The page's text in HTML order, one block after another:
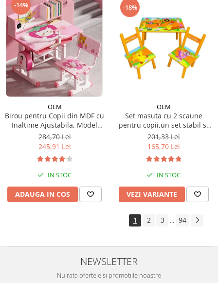
-14%
OEM
Birou pentru Copii din MDF cu
Inaltime Ajustabila, Model
Capsunica Roz
284,70 Lei
245,91 Lei
IN STOC
ADAUGA IN COS
-18%
OEM
Set masuta cu 2 scaune
pentru copii,un set stabil si
rezistent, MDF
201,33 Lei
165,70 Lei
IN STOC
VEZI VARIANTE
1 2 3 ... 94
NEWSLETTER
Nu rata ofertele si promotiile noastre